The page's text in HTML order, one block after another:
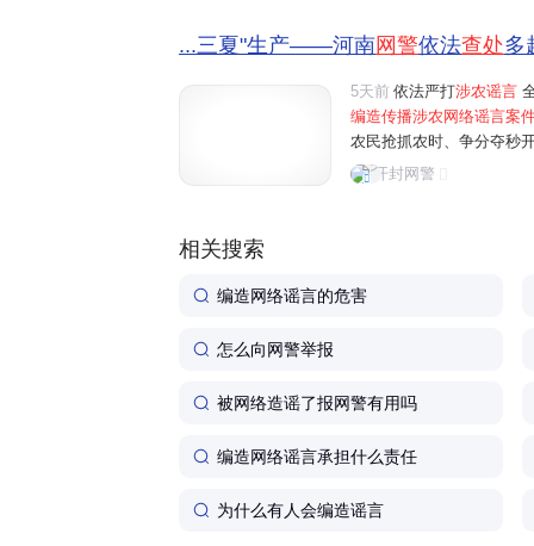
...三夏"生产——河南网警依法查处多
5天前 依法严打涉农谣言
编造传播涉农网络谣言案
农民抢抓农时、争分夺秒
民为博取关注、吸粉引流
开封网警
相关搜索
编造网络谣言的危害
怎么向网警举报
被网络造谣了报网警有用吗
编造网络谣言承担什么责任
为什么有人会编造谣言